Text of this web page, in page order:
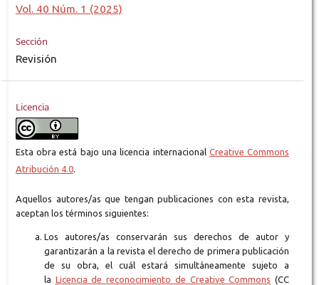
Vol. 40 Núm. 1 (2025)
Sección
Revisión
Licencia
Esta obra está bajo una licencia internacional Creative Commons
Atribución 4.0.
Aquellos autores/as que tengan publicaciones con esta revista,
aceptan los términos siguientes:
Los autores/as conservarán sus derechos de autor y
garantizarán a la revista el derecho de primera publicación
de su obra, el cuál estará simultáneamente sujeto a
la Licencia de reconocimiento de Creative Commons (CC